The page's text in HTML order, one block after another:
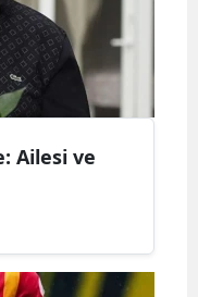
Ailesi ve